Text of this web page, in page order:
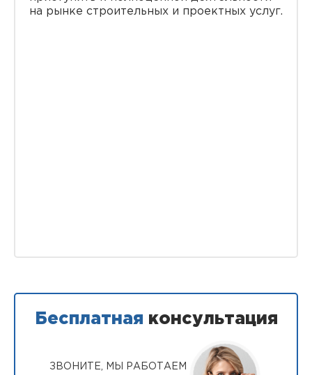
на рынке строительных и проектных услуг.
Бесплатная консультация
ЗВОНИТЕ, МЫ РАБОТАЕМ